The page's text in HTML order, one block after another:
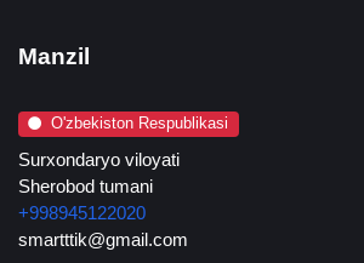
Manzil
O'zbekiston Respublikasi
Surxondaryo viloyati
Sherobod tumani
+998945122020
smartttik@gmail.com